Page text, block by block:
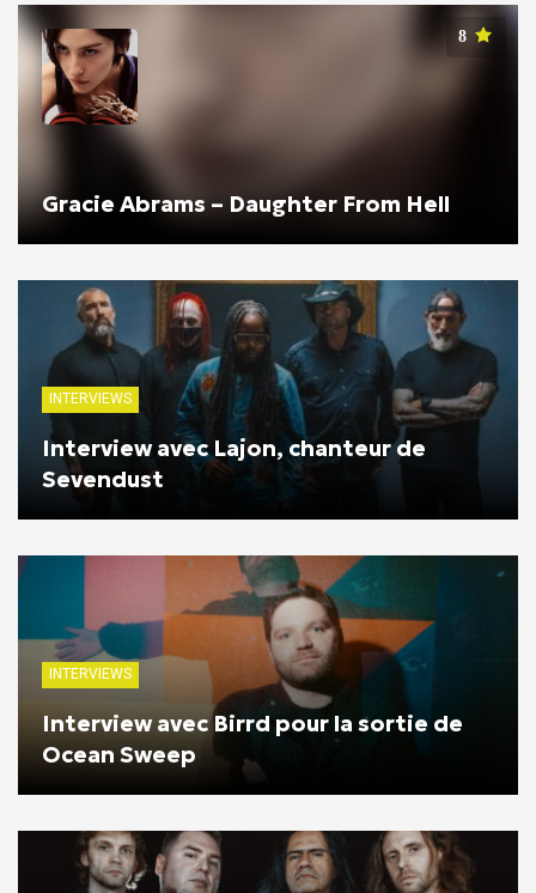
8
Gracie Abrams – Daughter From Hell
INTERVIEWS
Interview avec Lajon, chanteur de
Sevendust
INTERVIEWS
Interview avec Birrd pour la sortie de
Ocean Sweep